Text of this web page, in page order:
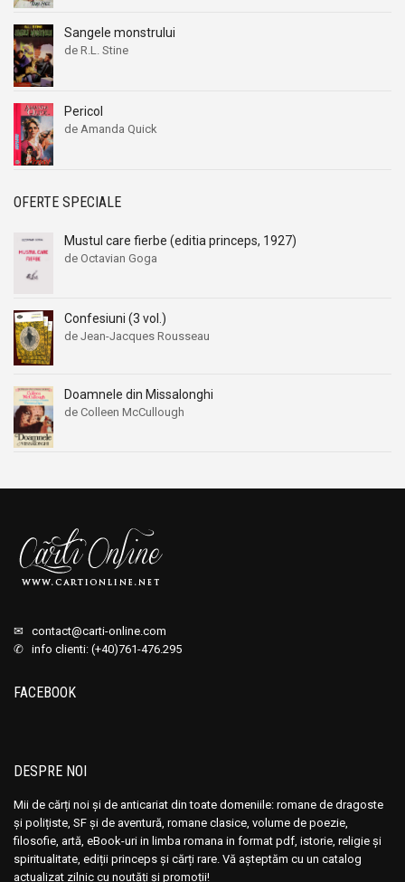
Sangele monstrului
de R.L. Stine
Pericol
de Amanda Quick
OFERTE SPECIALE
Mustul care fierbe (editia princeps, 1927)
de Octavian Goga
Confesiuni (3 vol.)
de Jean-Jacques Rousseau
Doamnele din Missalonghi
de Colleen McCullough
✉ contact@carti-online.com
✆ info clienti: (+40)761-476.295
FACEBOOK
DESPRE NOI
Mii de cărți noi și de anticariat din toate domeniile: romane de dragoste
și polițiste, SF și de aventură, romane clasice, volume de poezie,
filosofie, artă, eBook-uri in limba romana in format pdf, istorie, religie și
spiritualitate, ediții princeps și cărți rare. Vă așteptăm cu un catalog
actualizat zilnic cu noutăți și promoții!